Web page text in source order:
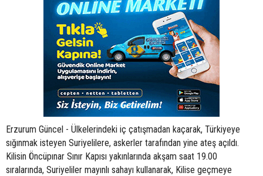
Erzurum Güncel - Ülkelerindeki iç çatışmadan kaçarak, Türkiyeye
sığınmak isteyen Suriyelilere, askerler tarafından yine ateş açıldı.
Kilisin Öncüpınar Sınır Kapısı yakınlarında akşam saat 19.00
sıralarında, Suriyeliler mayınlı sahayı kullanarak, Kilise geçmeye